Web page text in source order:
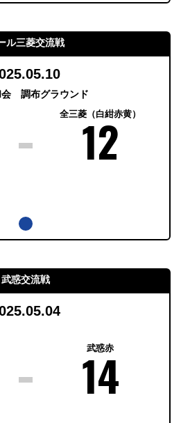
ル三菱交流戦
会 調布グラウンド
全三菱（白紺赤黄）
12
武惑交流戦
武惑赤
14